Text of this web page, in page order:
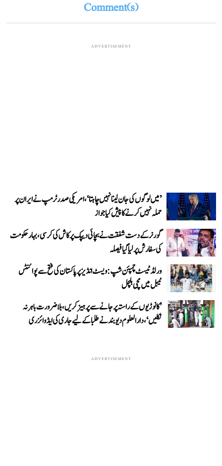
Comment(s)
ADVERTISEMENT
’میں لوگوں کی جان لینا نہیں چاہتا‘، امریکی صدر ٹرمپ نے ایران پر
حملہ نہیں کرنے کا پیش کیا جواز
گورنر کے دست شفقت نے بچائی دیپک پرکاش کی کرسی، بہار حکومت
کی سفارش پر لیا گیا فیصلہ
ورلڈ ٹیسٹ چمپئن شپ: ویسٹ انڈیز پر پاکستان کی فتح سے پوائنٹس
ٹیبل میں مچی ہلچل
’کانوڑیوں کے راستہ پر جانے سے پرہیز کریں، بلاضرورت باہر نہ
نکلیں‘، دارالعلوم دیوبند نے طلبا کے لیے جاری کی ایڈوائزری
ADVERTISEMENT